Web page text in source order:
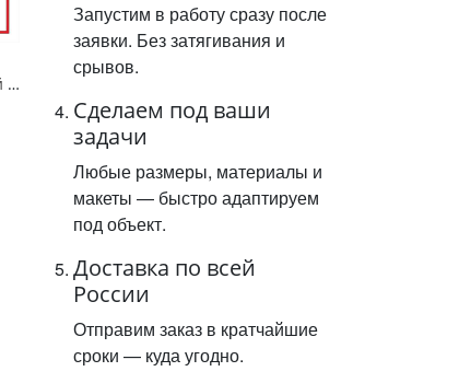
Стенд "Уголок пожарной безопасности-6", 800х800 мм, карманы, пластик 3 мм
Запустим в работу сразу после
заявки. Без затягивания и
срывов.
Сделаем под ваши
задачи
Любые размеры, материалы и
макеты — быстро адаптируем
под объект.
Доставка по всей
России
Отправим заказ в кратчайшие
сроки — куда угодно.